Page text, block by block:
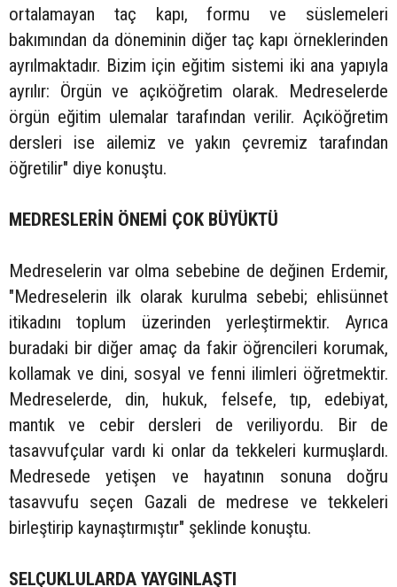
ortalamayan taç kapı, formu ve süslemeleri
bakımından da döneminin diğer taç kapı örneklerinden
ayrılmaktadır. Bizim için eğitim sistemi iki ana yapıyla
ayrılır: Örgün ve açıköğretim olarak. Medreselerde
örgün eğitim ulemalar tarafından verilir. Açıköğretim
dersleri ise ailemiz ve yakın çevremiz tarafından
öğretilir" diye konuştu.
MEDRESLERİN ÖNEMİ ÇOK BÜYÜKTÜ
Medreselerin var olma sebebine de değinen Erdemir,
"Medreselerin ilk olarak kurulma sebebi; ehlisünnet
itikadını toplum üzerinden yerleştirmektir. Ayrıca
buradaki bir diğer amaç da fakir öğrencileri korumak,
kollamak ve dini, sosyal ve fenni ilimleri öğretmektir.
Medreselerde, din, hukuk, felsefe, tıp, edebiyat,
mantık ve cebir dersleri de veriliyordu. Bir de
tasavvufçular vardı ki onlar da tekkeleri kurmuşlardı.
Medresede yetişen ve hayatının sonuna doğru
tasavvufu seçen Gazali de medrese ve tekkeleri
birleştirip kaynaştırmıştır" şeklinde konuştu.
SELÇUKLULARDA YAYGINLAŞTI